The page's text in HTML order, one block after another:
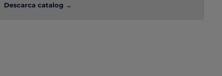
Descarca catalog →